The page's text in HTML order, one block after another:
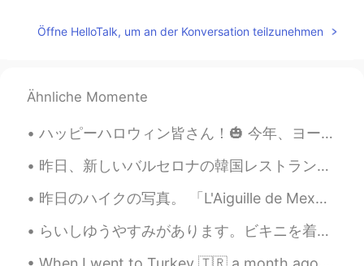
Öffne HelloTalk, um an der Konversation teilzunehmen
Ähnliche Momente
ハッピーハロウィン皆さん！🎃 今年、ヨーロッパにはパーティーがキャンセルしたけど、家で家族とお祝います！🎆 ハロウィンは昔の休日です。昔の人によると、今日は幽霊の世界と私たちの世界の間の障壁はと...
昨日、新しいバルセロナの韓国レストランでたべた。🥘🥘 このレストランは6日前に営業を開始しましたので、まだ人気ではなくて、静かな場所だった。スタフとチェフは韓国人だった、それで本物雰囲気がありま...
昨日のハイクの写真。 「L'Aiguille de Mex」、「メの針」まで登りました。 3時間半で、11km、標高750メートル！ 途中に曇りましたが、お陰で劇的な風景が目の前に広めました (...
らいしゆうやすみがあります。ビキニを着ます。 私はダイエット中です 😅 I have a vacation next week. I will wear a bikini. I’m on a ...